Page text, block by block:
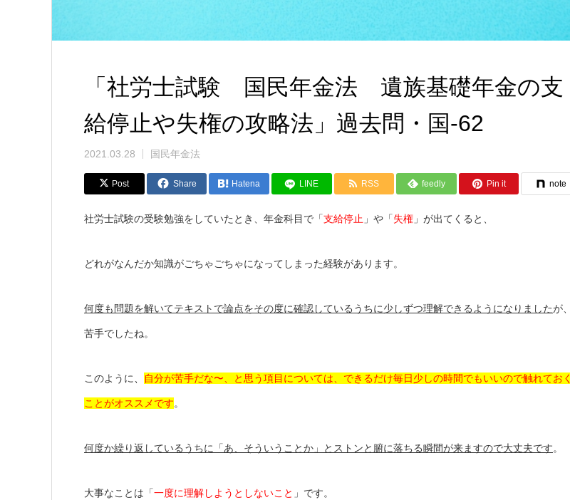
「社労士試験 国民年金法 遺族基礎年金の支
給停止や失権の攻略法」過去問・国-62
2021.03.28 国民年金法
Post Share Hatena LINE RSS feedly Pin it note
社労士試験の受験勉強をしていたとき、年金科目で「支給停止 」や「失権 」が出てくると、
どれがなんだか知識がごちゃごちゃになってしまった経験があります。
何度も問題を解いてテキストで論点をその度に確認しているうちに少しずつ理解できるようになりましたが、
苦手でしたね。
このように、 自分が苦手だな〜、と思う項目については、できるだけ毎日少しの時間でもいいので触れておく
ことがオススメです。
何度か繰り返しているうちに「あ、そういうことか」とストンと腑に落ちる瞬間が来ますので大丈夫です。
大事なことは「一度に理解しようとしないこと 」です。